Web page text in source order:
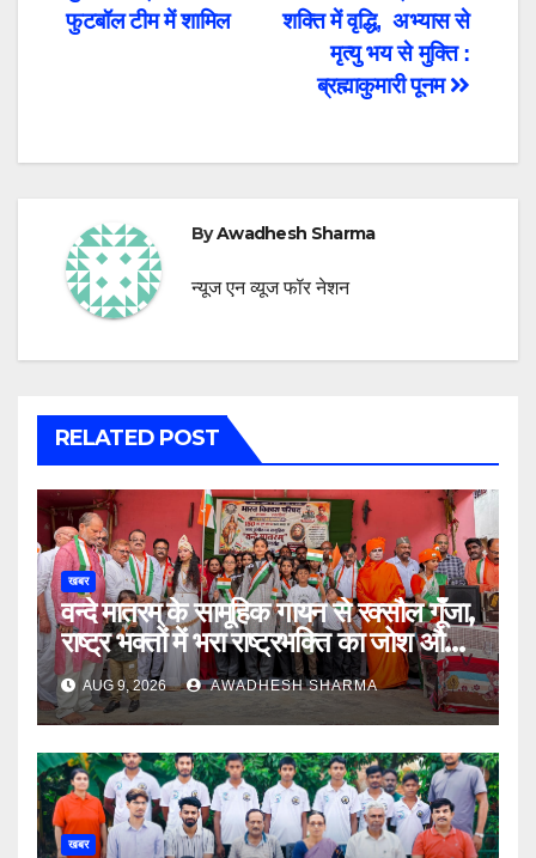
navigation
शक्ति में वृद्धि, अभ्यास से
मृत्यु भय से मुक्ति :
ब्रह्माकुमारी पूनम
फुटबॉल टीम में शामिल
ByAwadhesh Sharma
न्यूज एन व्यूज फॉर नेशन
RELATED POST
खबर
वन्दे मातरम् के सामूहिक गायन से रक्सौल गूंँजा,
राष्ट्र भक्तों में भरा राष्ट्रभक्ति का जोश और
उमंग
AUG 9, 2026 AWADHESH SHARMA
खबर